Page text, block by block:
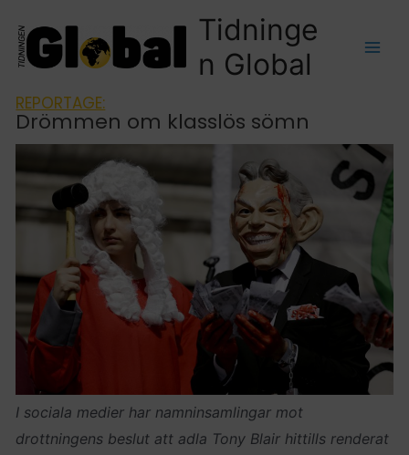
Tidninge
n Global
REPORTAGE:
Drömmen om klasslös sömn
I sociala medier har namninsamlingar mot
drottningens beslut att adla Tony Blair hittills renderat